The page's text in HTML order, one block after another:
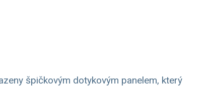
špičkovým dotykovým panelem, který